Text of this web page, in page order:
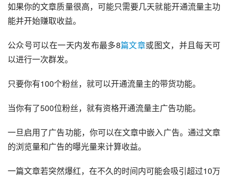
如果你的文章质量很高，可能只需要几天就能开通流量主功
能并开始赚取收益。
公众号可以在一天内发布最多8篇文章或图文，并且每天可
以进行一次群发。
只要你有100个粉丝，就可以开通流量主的带货功能。
当你有了500位粉丝，就有资格开通流量主广告功能。
一旦启用了广告功能，你可以在文章中嵌入广告。通过文章
的浏览量和广告的曝光量来计算收益。
一篇文章若突然爆红，在不久的时间内可能会吸引超过10万